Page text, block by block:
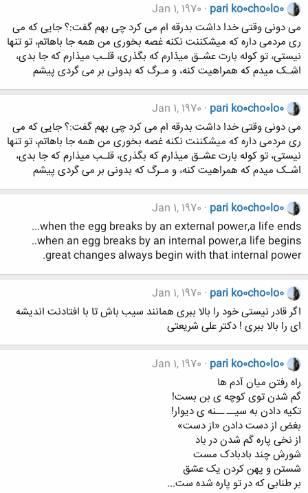
pari ko0cho0lo0
Jan 1, 1970
می دونی وقتی خدا داشت بدرقه ام می کرد چی بهم گفت:؟ جایی که می
ری مردمی داره که میشکننت نکنه غصه بخوری من همه جا باهاتم، تو تنها
نیستی، تو کوله بارت عشـق میذارم که بگذری، قلـب میذارم که جا بدی،
اشـک میدم که همراهیت کنه، و مـرگ که بدونی بر می گردی پیشم
pari ko0cho0lo0
Jan 1, 1970
می دونی وقتی خدا داشت بدرقه ام می کرد چی بهم گفت:؟ جایی که می
ری مردمی داره که میشکننت نکنه غصه بخوری من همه جا باهاتم، تو تنها
نیستی، تو کوله بارت عشـق میذارم که بگذری، قلـب میذارم که جا بدی،
اشـک میدم که همراهیت کنه، و مـرگ که بدونی بر می گردی پیشم
pari ko0cho0lo0
Jan 1, 1970
when the egg breaks by an external power,a life ends...
when an egg breaks by an internal power,a life begins..
great changes always begin with that internal power.
pari ko0cho0lo0
Jan 1, 1970
اگر قادر نیستی خود را بالا ببری همانند سیب باش تا با افتادنت اندیشه
ای را بالا ببری ! دکتر علی شریعتی
pari ko0cho0lo0
Jan 1, 1970
راه رفتن میان آدم ها
گم شدن توی کوچه ی بن بست!
تکیه دادن به سیــ ــنه ی دیوار!
بغض از دست دادن «از دست»
از نخی پاره گم شدن در باد
شورش چند بادبادک مست
شستن و پهن کردن یک عشق
بر طنابی که در تو پاره شده ست...